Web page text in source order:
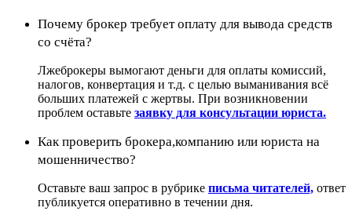
Почему брокер требует оплату для вывода средств
со счёта?
Лжеброкеры вымогают деньги для оплаты комиссий,
налогов, конвертация и т.д. с целью выманивания всё
больших платежей с жертвы. При возникновении
проблем оставьте заявку для консультации юриста.
Как проверить брокера,компанию или юриста на
мошенничество?
Оставьте ваш запрос в рубрике письма читателей, ответ
публикуется оперативно в течении дня.